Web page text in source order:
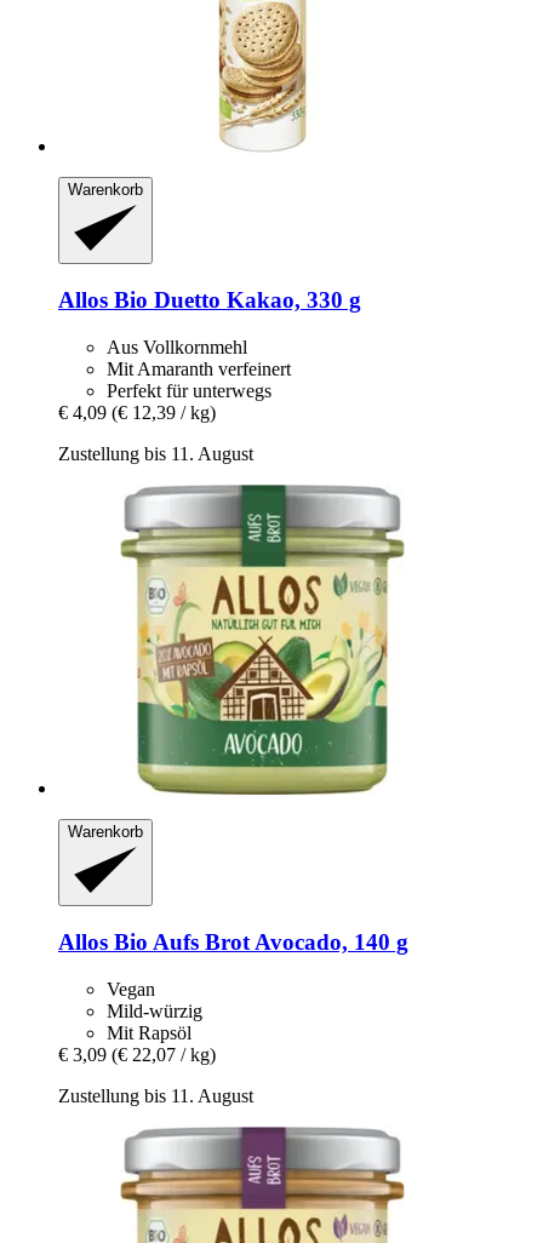
Warenkorb
Allos Bio Duetto Kakao, 330 g
Aus Vollkornmehl
Mit Amaranth verfeinert
Perfekt für unterwegs
€ 4,09 (€ 12,39 / kg)
Zustellung bis 11. August
Warenkorb
Allos Bio Aufs Brot Avocado, 140 g
Vegan
Mild-würzig
Mit Rapsöl
€ 3,09 (€ 22,07 / kg)
Zustellung bis 11. August